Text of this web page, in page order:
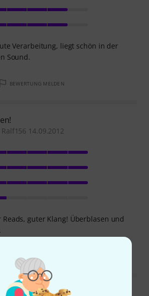
Verarbeitung, liegt schön in der
Sound.
BEWERTUNG MELDEN
Ralf156 14.09.2012
guter Klang! Überblasen und
BEWERTUNG MELDEN